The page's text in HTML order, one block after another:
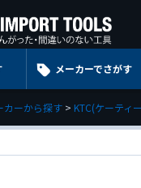
メーカーでさがす
カーから探す KTC(ケーティ